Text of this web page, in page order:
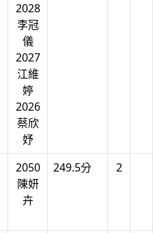
2028
李冠
儀
2027
江維
婷
2026
蔡欣
妤
2050
陳妍
卉
249.5分 2